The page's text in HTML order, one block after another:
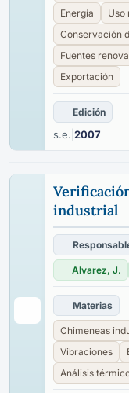
Energía
Uso
Conservación
Fuentes
Exportación
Edición
s.e. 2007
industrial
Alvarez, J.
Materias
Chimeneas
Vibraciones
Análisis